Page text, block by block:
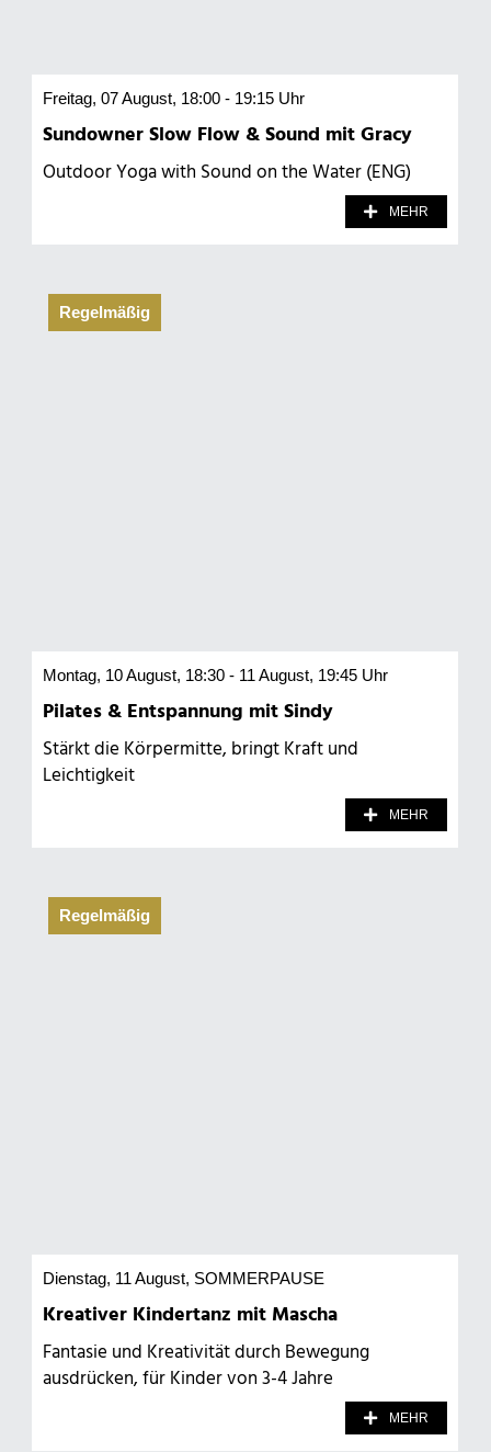
Freitag, 07 August, 18:00 - 19:15 Uhr
Sundowner Slow Flow & Sound mit Gracy
Outdoor Yoga with Sound on the Water (ENG)
MEHR
Regelmäßig
Montag, 10 August, 18:30 - 11 August, 19:45 Uhr
Pilates & Entspannung mit Sindy
Stärkt die Körpermitte, bringt Kraft und
Leichtigkeit
MEHR
Regelmäßig
Dienstag, 11 August, SOMMERPAUSE
Kreativer Kindertanz mit Mascha
Fantasie und Kreativität durch Bewegung
ausdrücken, für Kinder von 3-4 Jahre
MEHR